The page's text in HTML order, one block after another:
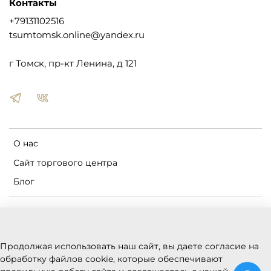
О нас
Сайт торгового центра
Блог
Условия обмена и возврата
Контакты
+79131102516
tsumtomsk.online@yandex.ru
г Томск, пр-кт Ленина, д 121
Продолжая использовать наш сайт, вы даете согласие на
обработку файлов cookie, которые обеспечивают